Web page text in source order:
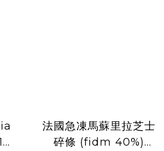
法國急凍馬蘇里拉芝士
碎條 (fidm 40%)